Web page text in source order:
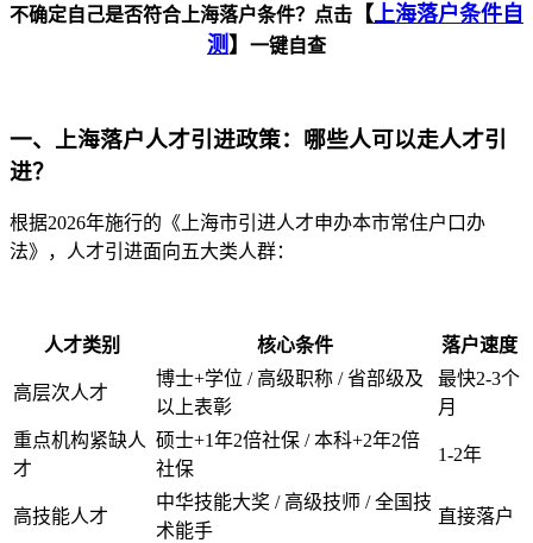
不确定自己是否符合上海落户条件？点击 【 上海落户条件自
测 】 一键自查
一、上海落户人才引进政策：哪些人可以走人才引
进？
根据2026年施行的《上海市引进人才申办本市常住户口办
法》，人才引进面向五大类人群：
人才类别 核心条件 落户速度
高层次人才
博士+学位 / 高级职称 / 省部级及
以上表彰
最快2-3个
月
重点机构紧缺人
才
硕士+1年2倍社保 / 本科+2年2倍
社保
1-2年
高技能人才
中华技能大奖 / 高级技师 / 全国技
术能手
直接落户